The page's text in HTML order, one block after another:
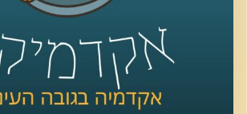
מסוגלים להשתנות? ענו
כהכנה לתכנית.
AudioVersity